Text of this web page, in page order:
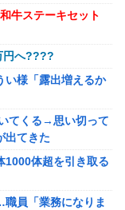
ったのか…
様「露出増えるか
映決定＆最新キー
格好いいぞ―！
害者たちの頭脳戦―
として「野獣先輩
シール貼ったよ
れる家系ラーメン店
たらどっちが上な
ががっつり出てしま
牛ステーキセット
円へ????
い様「露出増えるか
てくる→思い切って
出てきた
1000体超を引き取る
職員「業務になりま